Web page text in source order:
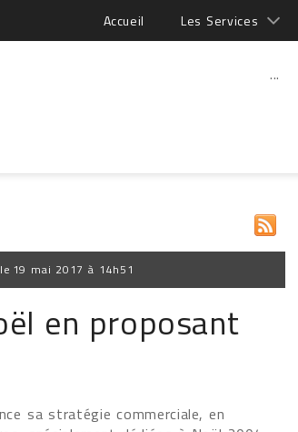
Accueil Les Services
...
19 mai 2017 à 14h51
en proposant
sa stratégie commerciale, en